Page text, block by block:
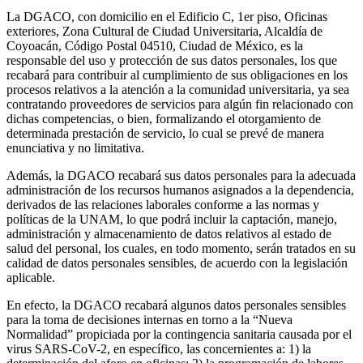
La DGACO, con domicilio en el Edificio C, 1er piso, Oficinas
exteriores, Zona Cultural de Ciudad Universitaria, Alcaldía de
Coyoacán, Código Postal 04510, Ciudad de México, es la
responsable del uso y protección de sus datos personales, los que
recabará para contribuir al cumplimiento de sus obligaciones en los
procesos relativos a la atención a la comunidad universitaria, ya sea
contratando proveedores de servicios para algún fin relacionado con
dichas competencias, o bien, formalizando el otorgamiento de
determinada prestación de servicio, lo cual se prevé de manera
enunciativa y no limitativa.
Además, la DGACO recabará sus datos personales para la adecuada
administración de los recursos humanos asignados a la dependencia,
derivados de las relaciones laborales conforme a las normas y
políticas de la UNAM, lo que podrá incluir la captación, manejo,
administración y almacenamiento de datos relativos al estado de
salud del personal, los cuales, en todo momento, serán tratados en su
calidad de datos personales sensibles, de acuerdo con la legislación
aplicable.
En efecto, la DGACO recabará algunos datos personales sensibles
para la toma de decisiones internas en torno a la “Nueva
Normalidad” propiciada por la contingencia sanitaria causada por el
virus SARS-CoV-2, en específico, las concernientes a: 1) la